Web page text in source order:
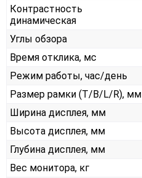
Контрастность
динамическая
Углы обзора
Время отклика, мс
Режим работы, час/день
Размер рамки (T/B/L/R), мм
Ширина дисплея, мм
Высота дисплея, мм
Глубина дисплея, мм
Вес монитора, кг